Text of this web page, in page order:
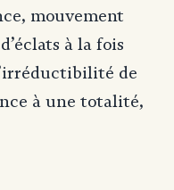
mouvement
à la fois
de
à une totalité,